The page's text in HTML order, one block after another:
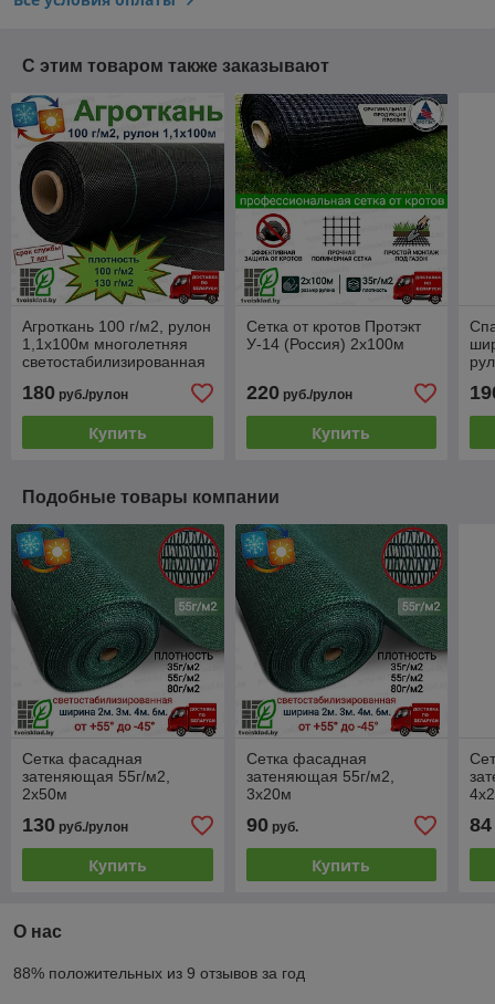
С этим товаром также заказывают
Агроткань 100 г/м2, рулон
1,1х100м многолетняя
светостабилизированная
180 руб./рулон
Купить
Сетка от кротов Протэкт
У-14 (Россия) 2х100м
220руб./рулон
Купить
Подобные товары компании
Сетка фасадная
затеняющая 55г/м2,
2х50м
130 руб./рулон
Купить
Сетка фасадная
затеняющая 55г/м2,
3х20м
90руб.
Купить
84
О нас
88% положительных из 9 отзывов за год